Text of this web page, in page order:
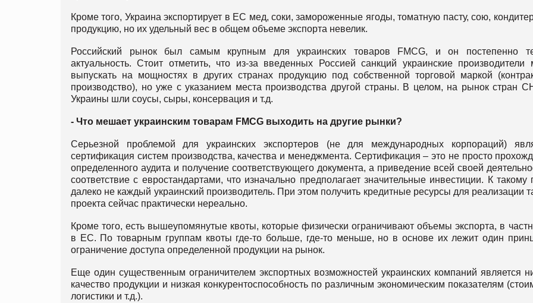
Кроме того, Украина экспортирует в ЕС мед, соки, замороженные ягоды, томатную пасту, сою,
продукцию, но их удельный вес в общем объеме экспорта невелик.
Российский рынок был самым крупным для украинских товаров FMCG, и он постепенно
актуальность. Стоит отметить, что из-за введенных Россией санкций украинские производители
выпускать на мощностях в других странах продукцию под собственной торговой маркой
производство), но уже с указанием места производства другой страны. В целом, на рынок стран
Украины шли соусы, сыры, консервация и т.д.
- Что мешает украинским товарам FMCG выходить на другие рынки?
Серьезной проблемой для украинских экспортеров (не для международных корпораций)
сертификация систем производства, качества и менеджмента. Сертификация – это не просто
определенного аудита и получение соответствующего документа, а приведение всей своей
соответствие с евростандартами, что изначально предполагает значительные инвестиции. К такому
далеко не каждый украинский производитель. При этом получить кредитные ресурсы для реализации
проекта сейчас практически нереально.
Кроме того, есть вышеупомянутые квоты, которые физически ограничивают объемы экспорта, в
в ЕС. По товарным группам квоты где-то больше, где-то меньше, но в основе их лежит один
ограничение доступа определенной продукции на рынок.
Еще один существенным ограничителем экспортных возможностей украинских компаний является
качество продукции и низкая конкурентоспособность по различным экономическим показателям
логистики и т.д.).